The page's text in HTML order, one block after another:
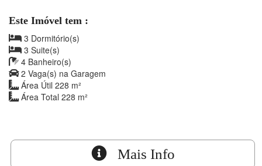
Este Imóvel tem :
3 Dormitório(s)
3 Suite(s)
4 Banheiro(s)
2 Vaga(s) na Garagem
Área Útil 228 m²
Área Total 228 m²
Mais Info